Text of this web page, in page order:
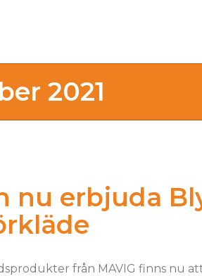
2021
nu erbjuda
från MAVIG finns nu